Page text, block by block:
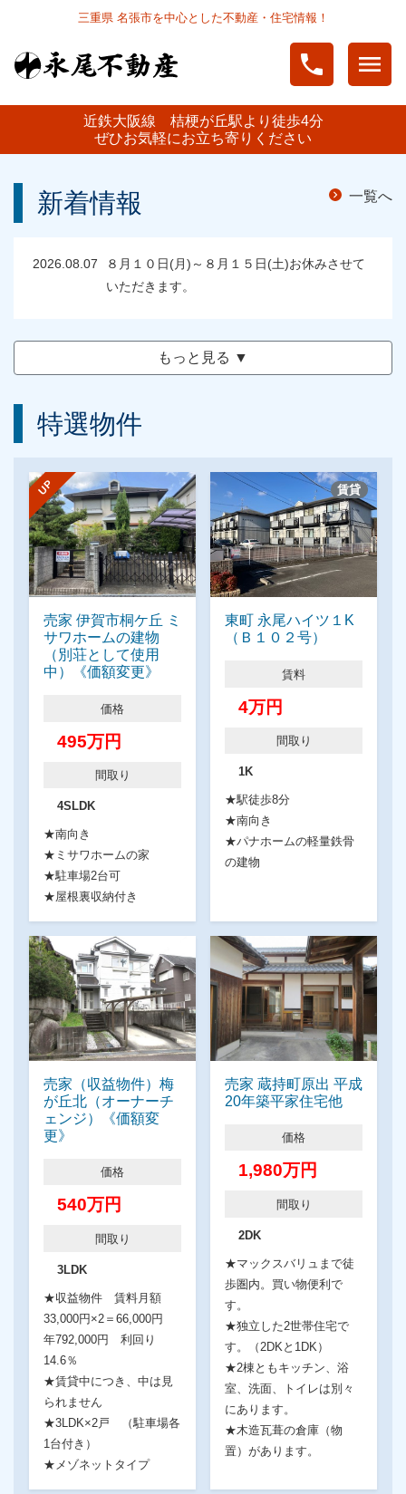
三重県 名張市を中心とした不動産・住宅情報！
phone menu
近鉄大阪線 桔梗が丘駅より徒歩4分
ぜひお気軽にお立ち寄りください
新着情報 navigate_next 一覧へ
2026.08.07
８月１０日(月)～８月１５日(土)お休みさせて
いただきます。
もっと見る ▼
特選物件
UP
売家 伊賀市桐ケ丘 ミ
サワホームの建物
（別荘として使用
中）《価額変更》
価格
495万円
間取り
4SLDK
★南向き
★ミサワホームの家
★駐車場2台可
★屋根裏収納付き
賃貸
東町 永尾ハイツ１K
（Ｂ１０２号）
賃料
4万円
間取り
1K
★駅徒歩8分
★南向き
★パナホームの軽量鉄骨
の建物
売家（収益物件）梅
が丘北（オーナーチ
ェンジ）《価額変
更》
価格
540万円
間取り
3LDK
★収益物件 賃料月額
33,000円×2＝66,000円
年792,000円 利回り
14.6％
★賃貸中につき、中は見
られません
★3LDK×2戸 （駐車場各
1台付き）
★メゾネットタイプ
売家 蔵持町原出 平成
20年築平家住宅他
価格
1,980万円
間取り
2DK
★マックスバリュまで徒
歩圏内。買い物便利で
す。
★独立した2世帯住宅で
す。（2DKと1DK）
★2棟ともキッチン、浴
室、洗面、トイレは別々
にあります。
★木造瓦葺の倉庫（物
置）があります。